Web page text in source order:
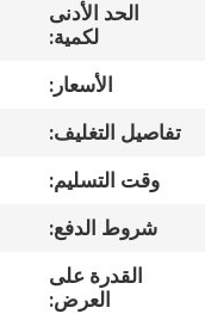
معلومات
جولة
المعمل
الحد الأدنى
لكمية:
الأسعار:
تفاصيل التغليف:
وقت التسليم:
شروط الدفع:
القدرة على
العرض: